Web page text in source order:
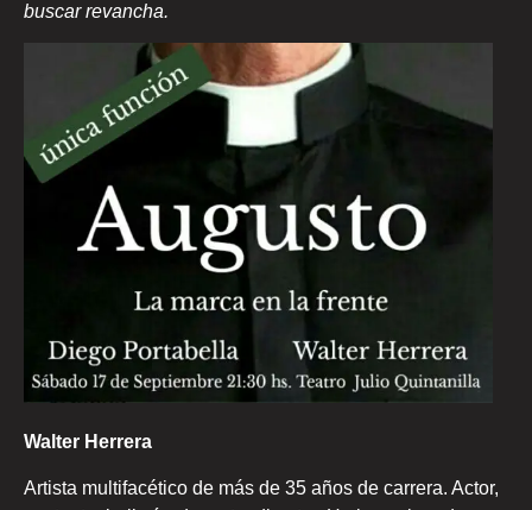
buscar revancha.
Walter Herrera
Artista multifacético de más de 35 años de carrera. Actor,